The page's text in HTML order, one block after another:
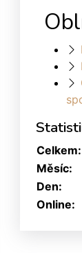
Online:
Celkem:
Měsíc:
Den: